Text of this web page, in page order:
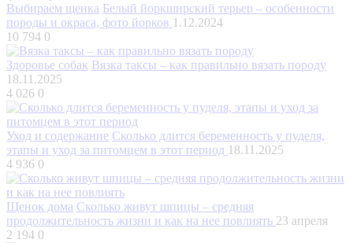
Выбираем щенка Белый йоркширский терьер – особенности
породы и окраса, фото йорков 1.12.2024
10 794 0
Здоровье собак Вязка таксы – как правильно вязать породу
18.11.2025
4 026 0
Уход и содержание Сколько длится беременность у пуделя,
этапы и уход за питомцем в этот период 18.11.2025
4 936 0
Щенок дома Сколько живут шпицы – средняя
продолжительность жизни и как на нее повлиять 23 апреля
2 194 0